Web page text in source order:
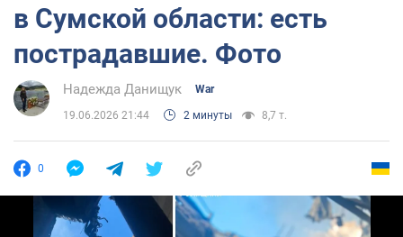
в Сумской области: есть
пострадавшие. Фото
Надежда Данищук War
19.06.2026 21:44 2 минуты 8,7 т.
0